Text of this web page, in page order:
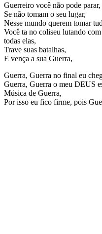
Guerreiro você não pode parar,
Se não tomam o seu lugar,
Nesse mundo querem tomar
Você ta no coliseu lutando
todas elas,
Trave suas batalhas,
E vença a sua Guerra,
Guerra, Guerra no final eu
Guerra, Guerra o meu DEUS
Música de Guerra,
Por isso eu fico firme, pois